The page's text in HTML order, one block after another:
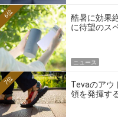
酷暑に効果
に待望のス
6位
ニュース
Tevaのアウ
領を発揮す
7位